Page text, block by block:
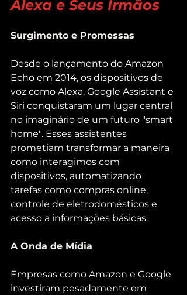
Alexa e Seus Irmãos
Surgimento e Promessas
Desde o lançamento do Amazon
Echo em 2014, os dispositivos de
voz como Alexa, Google Assistant e
Siri conquistaram um lugar central
no imaginário de um futuro "smart
home". Esses assistentes
prometiam transformar a maneira
como interagimos com
dispositivos, automatizando
tarefas como compras online,
controle de eletrodomésticos e
acesso a informações básicas.
A Onda de Mídia
Empresas como Amazon e Google
investiram pesadamente em